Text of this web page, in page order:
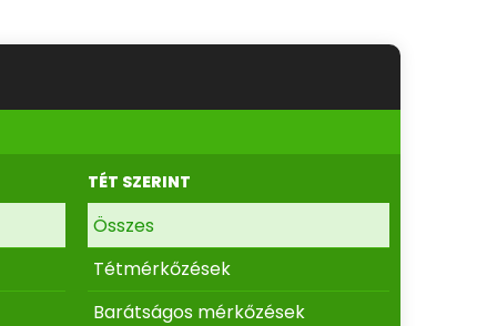
TÉT SZERINT
Összes
Tétmérkőzések
Barátságos mérkőzések